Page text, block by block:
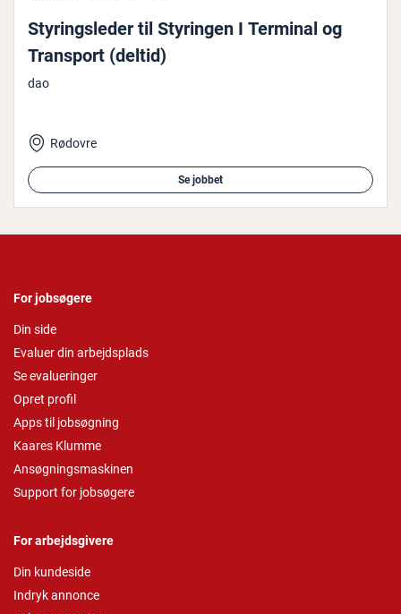
Sty­rings­le­der til Styringen I Terminal og
Transport (deltid)
dao
Rødovre
Se jobbet
For jobsøgere
Din side
Evaluer din arbejdsplads
Se evalueringer
Opret profil
Apps til jobsøgning
Kaares Klumme
Ansøgningsmaskinen
Support for jobsøgere
For arbejdsgivere
Din kundeside
Indryk annonce